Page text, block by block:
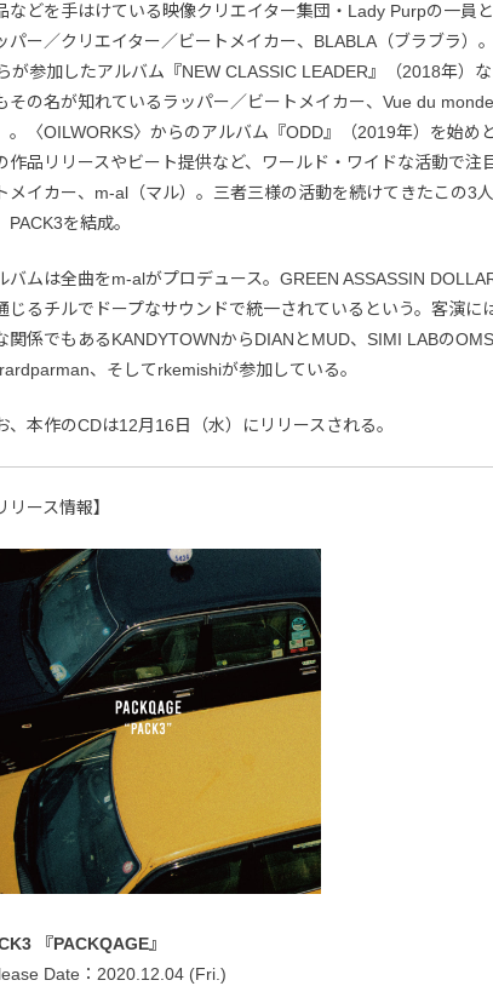
などを手はけている映像クリエイター集団・Lady Purpの一員
パー／クリエイター／ビートメイカー、BLABLA（ブラブラ）
が参加したアルバム『NEW CLASSIC LEADER』（2018年）
その名が知れているラッパー／ビートメイカー、Vue du
。〈OILWORKS〉からのアルバム『ODD』（2019年）を始め
作品リリースやビート提供など、ワールド・ワイドな活動で注
メイカー、m-al（マル）。三者三様の活動を続けてきたこの3
PACK3を結成。
バムは全曲をm-alがプロデュース。GREEN ASSASSIN
じるチルでドープなサウンドで統一されているという。客演に
関係でもあるKANDYTOWNからDIANとMUD、SIMI LABの
、そしてrkemishiが参加している。
、本作のCDは12月16日（水）にリリースされる。
リース情報】
『PACKQAGE』
Date：2020.12.04 (Fri.)